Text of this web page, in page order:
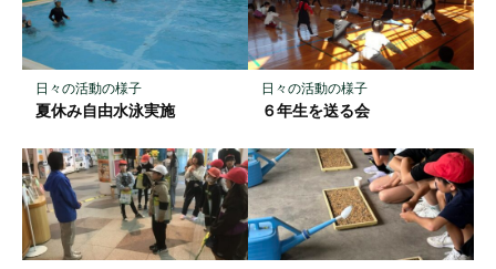
日々の活動の様子
夏休み自由水泳実施
日々の活動の様子
６年生を送る会